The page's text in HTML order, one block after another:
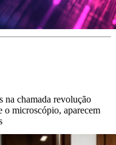
na chamada revolução
microscópio, aparecem